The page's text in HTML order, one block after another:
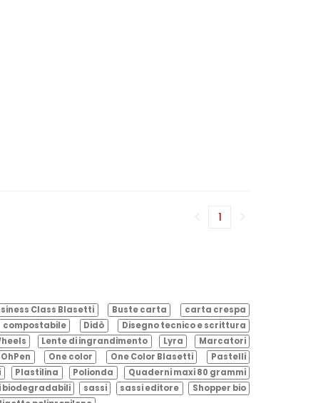
1(corrente)
Class Blasetti Buste carta
carta crespa
compostabile Didò
Disegno tecnico e scrittura
Lente di ingrandimento Lyra
Marcatori
OhPen One color One Color Blasetti
Pastelli
Plastilina Polionda
Quaderni maxi 80 grammi
biodegradabili sassi sassi editore
Shopper bio